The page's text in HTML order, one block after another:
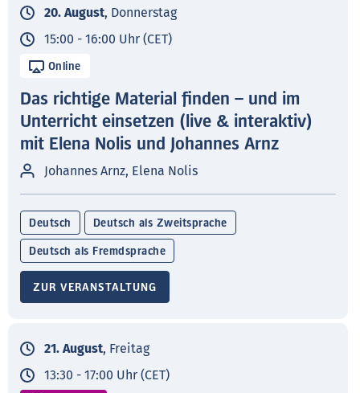
20. August, Donnerstag
15:00 - 16:00 Uhr (CET)
Online
Das richtige Material finden – und im
Unterricht einsetzen (live & interaktiv)
mit Elena Nolis und Johannes Arnz
Johannes Arnz, Elena Nolis
Deutsch Deutsch als Zweitsprache
Deutsch als Fremdsprache
ZUR VERANSTALTUNG
21. August, Freitag
13:30 - 17:00 Uhr (CET)